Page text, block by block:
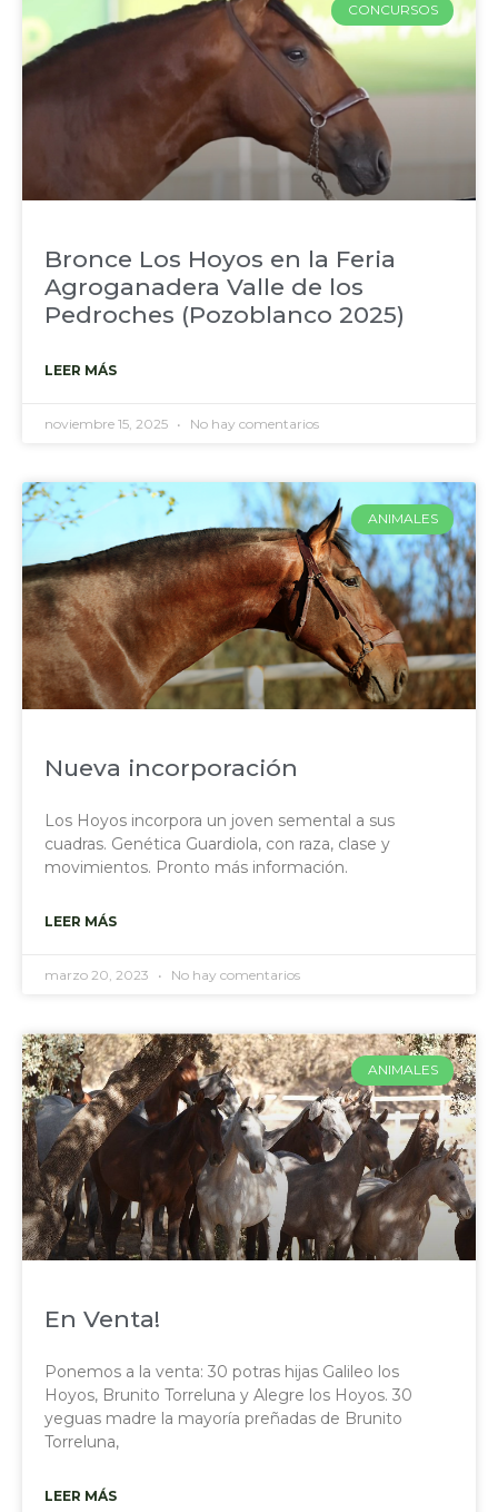
CONCURSOS
Bronce Los Hoyos en la Feria
Agroganadera Valle de los
Pedroches (Pozoblanco 2025)
LEER MÁS
noviembre 15, 2025 No hay comentarios
ANIMALES
Nueva incorporación
Los Hoyos incorpora un joven semental a sus
cuadras. Genética Guardiola, con raza, clase y
movimientos. Pronto más información.
LEER MÁS
marzo 20, 2023 No hay comentarios
ANIMALES
En Venta!
Ponemos a la venta: 30 potras hijas Galileo los
Hoyos, Brunito Torreluna y Alegre los Hoyos. 30
yeguas madre la mayoría preñadas de Brunito
Torreluna,
LEER MÁS